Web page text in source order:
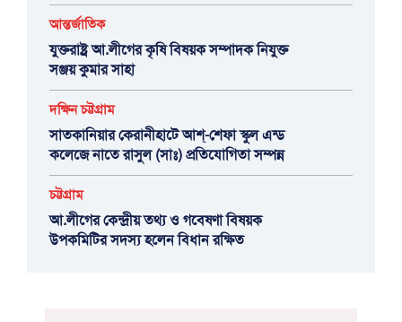
আন্তর্জাতিক
যুক্তরাষ্ট্র আ.লীগের কৃষি বিষয়ক সম্পাদক নিযুক্ত
সঞ্জয় কুমার সাহা
দক্ষিন চট্টগ্রাম
সাতকানিয়ার কেরানীহাটে আশ্-শেফা স্কুল এন্ড
কলেজে নাতে রাসুল (সাঃ) প্রতিযোগিতা সম্পন্ন
চট্টগ্রাম
আ.লীগের কেন্দ্রীয় তথ্য ও গবেষণা বিষয়ক
উপকমিটির সদস্য হলেন বিধান রক্ষিত